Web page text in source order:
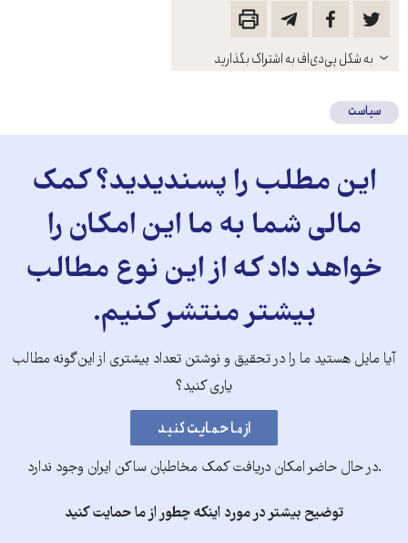
باز
کنید
به شکل پی‌دی‌اف به اشتراک بگذارید
سیاست
این مطلب را پسندیدید؟ کمک
مالی شما به ما این امکان را
خواهد داد که از این نوع مطالب
بیشتر منتشر کنیم.
آیا مایل هستید ما را در تحقیق و نوشتن تعداد بیشتری از این‌گونه مطالب
یاری کنید؟
.در حال حاضر امکان دریافت کمک مخاطبان ساکن ایران وجود ندارد
توضیح بیشتر در مورد اینکه چطور از ما حمایت کنید